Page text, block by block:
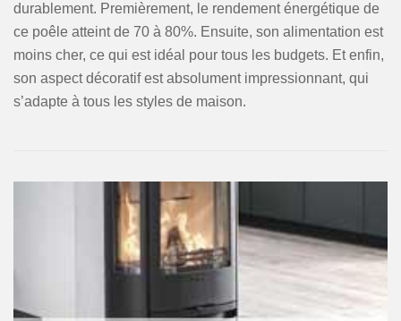
durablement. Premièrement, le rendement énergétique de
ce poêle atteint de 70 à 80%. Ensuite, son alimentation est
moins cher, ce qui est idéal pour tous les budgets. Et enfin,
son aspect décoratif est absolument impressionnant, qui
s’adapte à tous les styles de maison.